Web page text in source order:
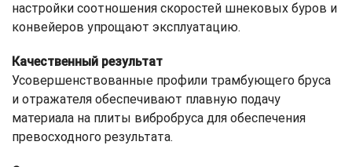
настройки соотношения скоростей шнековых буров и
конвейеров упрощают эксплуатацию.
Качественный результат
Усовершенствованные профили трамбующего бруса
и отражателя обеспечивают плавную подачу
материала на плиты вибробруса для обеспечения
превосходного результата.